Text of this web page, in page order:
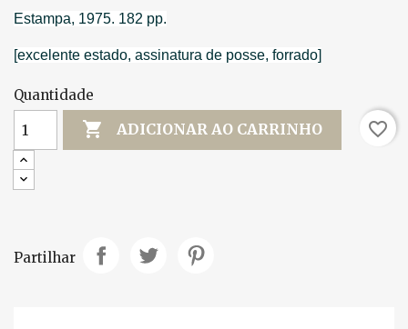
Estampa, 1975. 182 pp.
[excelente estado, assinatura de posse, forrado]
Quantidade
 ADICIONAR AO CARRINHO favorite_border
Partilhar